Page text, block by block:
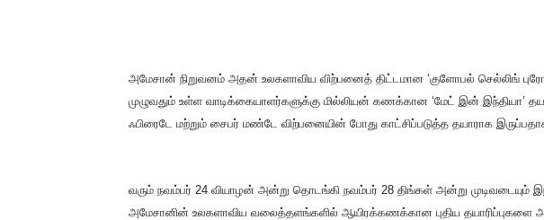
அமேசான் நிறுவனம் அதன் உலகளாவிய விற்பனைத் திட்டமான ‘குளோபல் செல்லிங்
முழுவதும் உள்ள வாடிக்கையாளர்களுக்கு மில்லியன் கணக்கான ‘மேட் இன் இந்தியா’
ஃபிரைடே மற்றும் சைபர் மண்டே விற்பனையின் போது காட்சிப்படுத்த தயாராக
வரும் நவம்பர் 24 வியாழன் அன்று தொடங்கி நவம்பர் 28 திங்கள் அன்று முடிவடையும்
அமேசானின் உலகளாவிய வலைத்தளங்களில் ஆயிரக்கணக்கான புதிய தயாரிப்புகளை